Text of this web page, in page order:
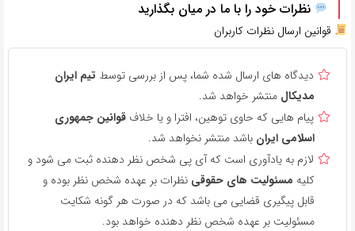
نظرات خود را با ما در میان بگذارید
قوانین ارسال نظرات کاربران
دیدگاه های ارسال شده شما، پس از بررسی توسط تیم ایران
مدیکال منتشر خواهد شد.
پیام هایی که حاوی توهین، افترا و یا خلاف قوانین جمهوری
اسلامی ایران باشد منتشر نخواهد شد.
لازم به یادآوری است که آی پی شخص نظر دهنده ثبت می شود و
کلیه مسئولیت های حقوقی نظرات بر عهده شخص نظر بوده و
قابل پیگیری قضایی می باشد که در صورت هر گونه شکایت
مسئولیت بر عهده شخص نظر دهنده خواهد بود.